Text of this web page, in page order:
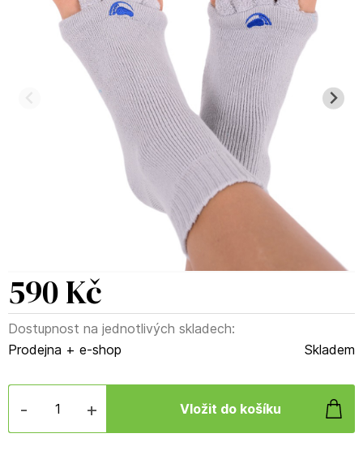
590 Kč
Dostupnost na jednotlivých skladech:
Prodejna + e-shop
Skladem
- +